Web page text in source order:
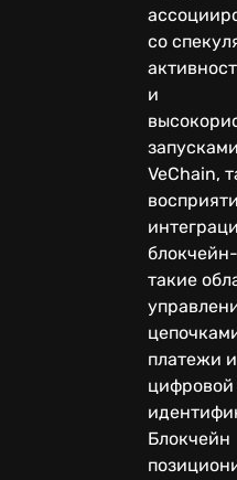
со
и
VeChain,
такие
платежи
цифровой
Блокчейн